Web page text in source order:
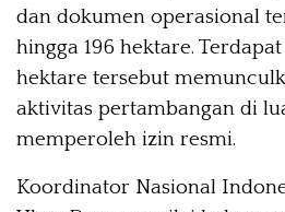
dan dokumen operasional
hingga 196 hektare.
hektare tersebut
aktivitas pertambangan di
memperoleh izin resmi.
Koordinator Nasional